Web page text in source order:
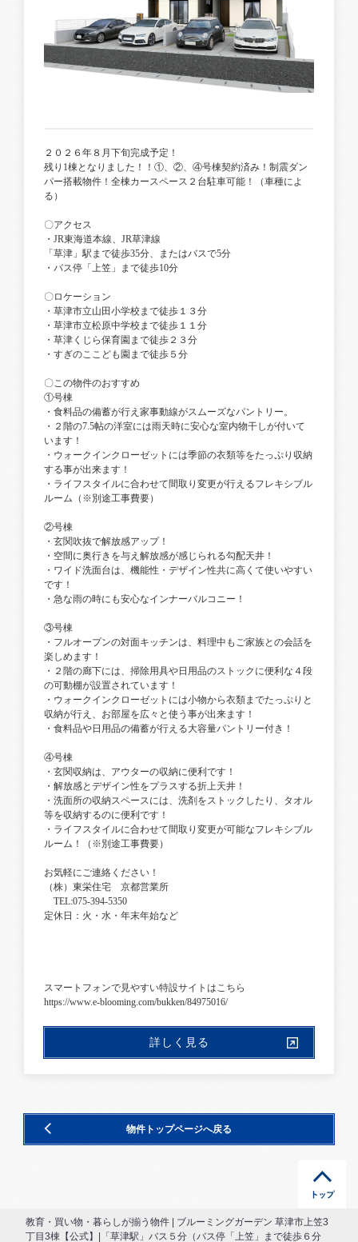
２０２６年８月下旬完成予定！
残り1棟となりました！！①、②、④号棟契約済み！制震ダン
パー搭載物件！全棟カースペース２台駐車可能！（車種によ
る）
〇アクセス
・JR東海道本線、JR草津線
「草津」駅まで徒歩35分、またはバスで5分
・バス停「上笠」まで徒歩10分
〇ロケーション
・草津市立山田小学校まで徒歩１３分
・草津市立松原中学校まで徒歩１１分
・草津くじら保育園まで徒歩２３分
・すぎのここども園まで徒歩５分
〇この物件のおすすめ
①号棟
・食料品の備蓄が行え家事動線がスムーズなパントリー。
・２階の7.5帖の洋室には雨天時に安心な室内物干しが付いて
います！
・ウォークインクローゼットには季節の衣類等をたっぷり収納
する事が出来ます！
・ライフスタイルに合わせて間取り変更が行えるフレキシブル
ルーム（※別途工事費要）
②号棟
・玄関吹抜で解放感アップ！
・空間に奥行きを与え解放感が感じられる勾配天井！
・ワイド洗面台は、機能性・デザイン性共に高くて使いやすい
です！
・急な雨の時にも安心なインナーバルコニー！
③号棟
・フルオープンの対面キッチンは、料理中もご家族との会話を
楽しめます！
・２階の廊下には、掃除用具や日用品のストックに便利な４段
の可動棚が設置されています！
・ウォークインクローゼットには小物から衣類までたっぷりと
収納が行え、お部屋を広々と使う事が出来ます！
・食料品や日用品の備蓄が行える大容量パントリー付き！
④号棟
・玄関収納は、アウターの収納に便利です！
・解放感とデザイン性をプラスする折上天井！
・洗面所の収納スペースには、洗剤をストックしたり、タオル
等を収納するのに便利です！
・ライフスタイルに合わせて間取り変更が可能なフレキシブル
ルーム！（※別途工事費要）
お気軽にご連絡ください！
（株）東栄住宅 京都営業所
TEL:075-394-5350
定休日：火・水・年末年始など
スマートフォンで見やすい特設サイトはこちら
https://www.e-blooming.com/bukken/84975016/
詳しく見る
物件トップページへ戻る
教育・買い物・暮らしが揃う物件 | ブルーミングガーデン 草津市上笠3
丁目3棟【公式】|「草津駅」バス５分（バス停「上笠」まで徒歩６分